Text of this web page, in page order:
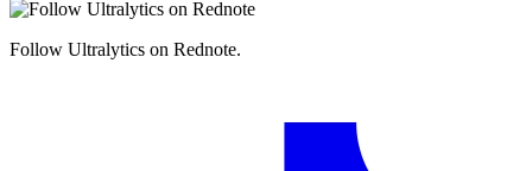
Follow Ultralytics on Rednote.